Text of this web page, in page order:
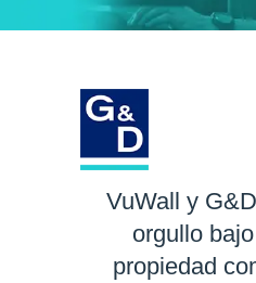
VuWall y
orgullo
propiedad